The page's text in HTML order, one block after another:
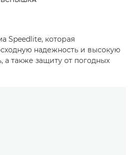
Speedlite, которая
надежность и высокую
а также защиту от погодных